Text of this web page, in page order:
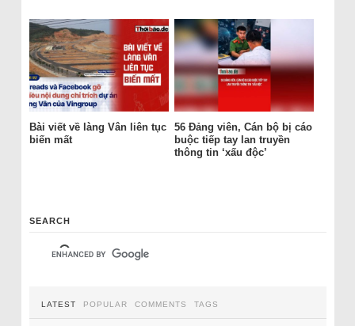
Bài viết về làng Vân liên tục
biến mất
56 Đảng viên, Cán bộ bị cáo
buộc tiếp tay lan truyền
thông tin ‘xấu độc’
SEARCH
LATEST POPULAR COMMENTS TAGS